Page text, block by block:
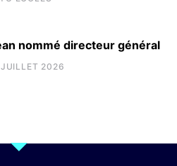
nommé directeur général
2026